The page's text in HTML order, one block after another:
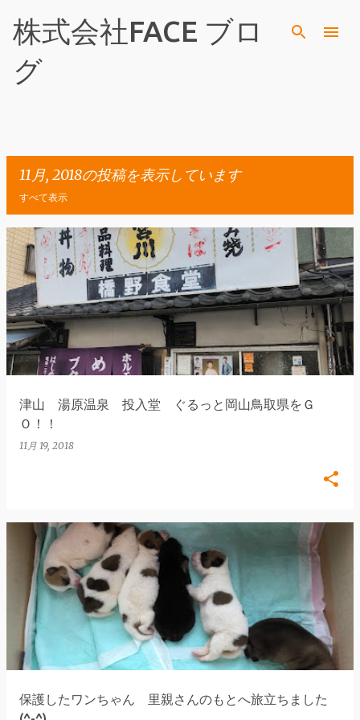
スキップしてメイン コンテンツに移動
株式会社FACE ブロ
グ
11月, 2018の投稿を表示しています
すべて表示
投
稿
津山 湯原温泉 投入堂 ぐるっと岡山鳥取県をＧ
Ｏ！！
11月 19, 2018
保護したワンちゃん 里親さんのもとへ旅立ちました